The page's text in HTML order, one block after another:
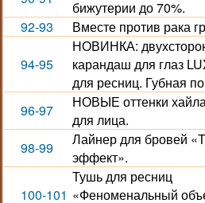
бижутерии до 70%.
92-93
Вместе против рака
94-95
НОВИНКА:
карандаш для глаз
для ресниц. Губная
96-97
НОВЫЕ оттенки
для лица.
98-99
Лайнер для бровей
эффект».
100-101
Тушь для ресниц
«Феноменальный